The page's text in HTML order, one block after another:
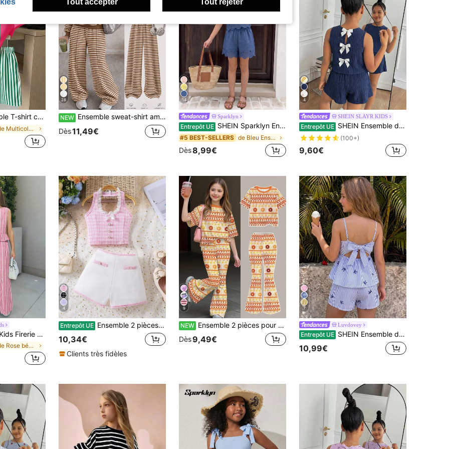
& vert rétro créatif mode fraîche + short rayé vertical blanc & vert, styles confortables d'été et d'automne, tenue de sport quotidienne d'été
de Multicolore Ensembles pour filles préadolescent
28
NEW Ensemble sweat-shirt ample à manches longues et épaules tombantes, texture gaufre rayée marron, et pantalon large pour fille préadolescente, style minimaliste décontracté et polyvalent, adapté au port quotidien en automne/hiver, ambiance automnale, détente, mode hiver
Dès11,49€
14
Sparklyn
Entrepôt UE SHEIN Sparklyn Ensemble débardeur et short décontracté pour préadolescentes, motif floral blanc sur tissu beige, convient pour les vacances, les occasions décontractées et sociales
#5 BEST-SELLERS de Bleu Ensembles pour filles préadolescentes
Dès8,99€
4
SHEIN SLAYR KIDS
Entrepôt UE SHEIN Ensemble débardeur à col rond avec nœud décoratif et short pour fille préadolescente
(100+)
9,60€
rayé et pantalon droit pour les vacances des préadolescentes, style mode
de Rose bébé Ensembles pour filles préadolescentes
4
Entrepôt UE Ensemble 2 pièces élégant d'été pour fille avec camisole à col ras-du-cou en patchwork de dentelle, boutons de perle et nœud, et short contrastant
10,34€
Clients très fidèles
9
NEW Ensemble 2 pièces pour fille pré-ado, style décontracté minimaliste et mignon, imprimé texturé rayures & fleurs, palette de couleurs Maillard, manches courtes & pantalon long, convient pour l'été & l'automne, graphique, confortable, ensemble de tenue pour filles, Y2K, vintage, vacances, rentrée scolaire
Dès9,49€
7
Luvdovey
Entrepôt UE SHEIN Ensemble décontracté d'été pour vacances pour fille préadolescente, top camisole bleu à rayures avec nœud décoratif dans le dos et short ample
10,99€